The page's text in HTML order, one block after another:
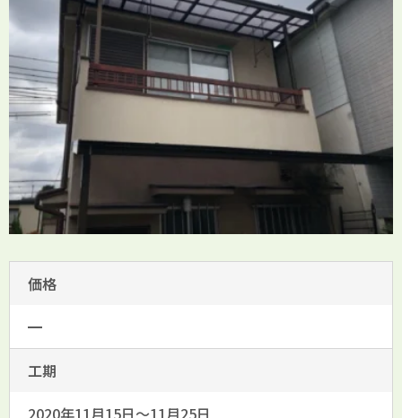
価格
━
工期
2020年11月15日〜11月25日